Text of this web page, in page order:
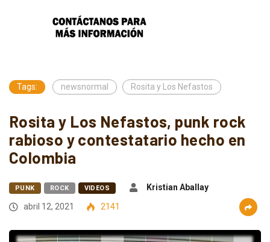
Tags: newsnormal Rosita y Los Nefastos
Rosita y Los Nefastos, punk rock
rabioso y contestatario hecho en
Colombia
PUNK ROCK VIDEOS
Kristian Aballay
abril 12, 2021
2141